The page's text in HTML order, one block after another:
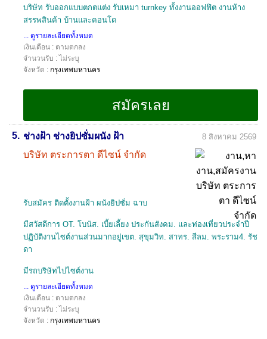
บริษัท รับออกแบบตกตแต่ง รับเหมา turnkey ทั้งงานออฟฟิต งานห้าง
สรรพสินค้า บ้านและคอนโด
... ดูรายละเอียดทั้งหมด
เงินเดือน : ตามตกลง
จำนวนรับ : ไม่ระบุ
จังหวัด : กรุงเทพมหานคร
5. ช่างฝ้า ช่างยิปซั่มผนัง ฝ้า
บริษัท ตระการตา ดีไซน์ จำกัด
8 สิงหาคม 2569
รับสมัคร ติดตั้งงานฝ้า ผนังยิปซั่ม ฉาบ
มีสวัสดีการ OT. โบนัส. เบี้ยเลี้ยง ประกันสังคม. และท่องเที่ยวประจำปี
ปฏิบัติงานไซต์งานส่วนมากอยู่เขต. สุขุมวิท. สาทร. สีลม. พระราม4. รัช
ดา
มีรถบริษัทไปไซต์งาน
... ดูรายละเอียดทั้งหมด
เงินเดือน : ตามตกลง
จำนวนรับ : ไม่ระบุ
จังหวัด : กรุงเทพมหานคร